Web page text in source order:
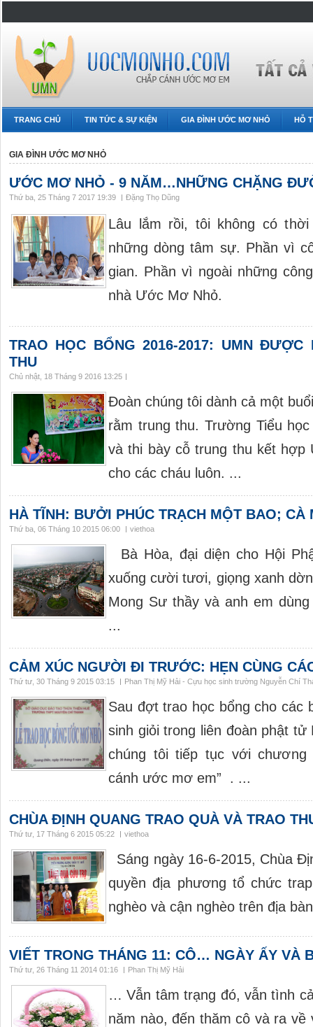
TRANG CHỦ TIN TỨC & SỰ KIỆN GIA ĐÌNH ƯỚC MƠ NHỎ HỖ
GIA ĐÌNH ƯỚC MƠ NHỎ
ƯỚC MƠ NHỎ - 9 NĂM…NHỮNG CHẶNG
Thứ ba, 25 Tháng 7 2017 19:39 Đặng Thọ Dũng
Lâu lắm rồi, tôi không có
những dòng tâm sự. Phần vì
gian. Phần vì ngoài những
nhà Ước Mơ Nhỏ.
TRAO HỌC BỔNG 2016-2017: UMN ĐƯỢC
THU
Chủ nhật, 18 Tháng 9 2016 13:25
Đoàn chúng tôi dành cả một
rằm trung thu. Trường Tiểu
và thi bày cỗ trung thu kết
cho các cháu luôn. ...
HÀ TĨNH: BƯỞI PHÚC TRẠCH MỘT BAO;
Thứ ba, 06 Tháng 10 2015 06:00 viethoa
Bà Hòa, đại diện cho Hội
xuống cười tươi, giọng xanh
Mong Sư thầy và anh em
...
CẢM XÚC NGƯỜI ĐI TRƯỚC: HẸN CÙNG
Thứ tư, 30 Tháng 9 2015 03:15 Phan Thị Mỹ Hải - Cựu học sinh trường Nguyễn Chí
Sau đợt trao học bổng cho các
sinh giỏi trong liên đoàn phật
chúng tôi tiếp tục với chương
cánh ước mơ em” . ...
CHÙA ĐỊNH QUANG TRAO QUÀ VÀ TRAO
Thứ tư, 17 Tháng 6 2015 05:22 viethoa
Sáng ngày 16-6-2015, Chùa
quyền địa phương tổ chức
nghèo và cận nghèo trên địa
VIẾT TRONG THÁNG 11: CÔ… NGÀY ẤY VÀ
Thứ tư, 26 Tháng 11 2014 01:16 Phan Thị Mỹ Hải
… Vẫn tâm trạng đó, vẫn tình
năm nào, đến thăm cô và ra